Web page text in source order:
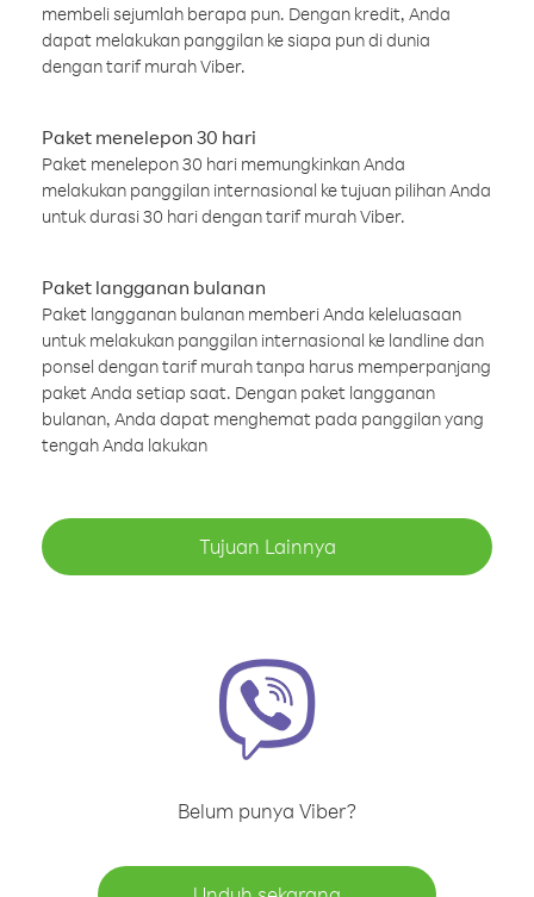
membeli sejumlah berapa pun. Dengan kredit, Anda
dapat melakukan panggilan ke siapa pun di dunia
dengan tarif murah Viber.
Paket menelepon 30 hari
Paket menelepon 30 hari memungkinkan Anda
melakukan panggilan internasional ke tujuan pilihan Anda
untuk durasi 30 hari dengan tarif murah Viber.
Paket langganan bulanan
Paket langganan bulanan memberi Anda keleluasaan
untuk melakukan panggilan internasional ke landline dan
ponsel dengan tarif murah tanpa harus memperpanjang
paket Anda setiap saat. Dengan paket langganan
bulanan, Anda dapat menghemat pada panggilan yang
tengah Anda lakukan
Tujuan Lainnya
Belum punya Viber?